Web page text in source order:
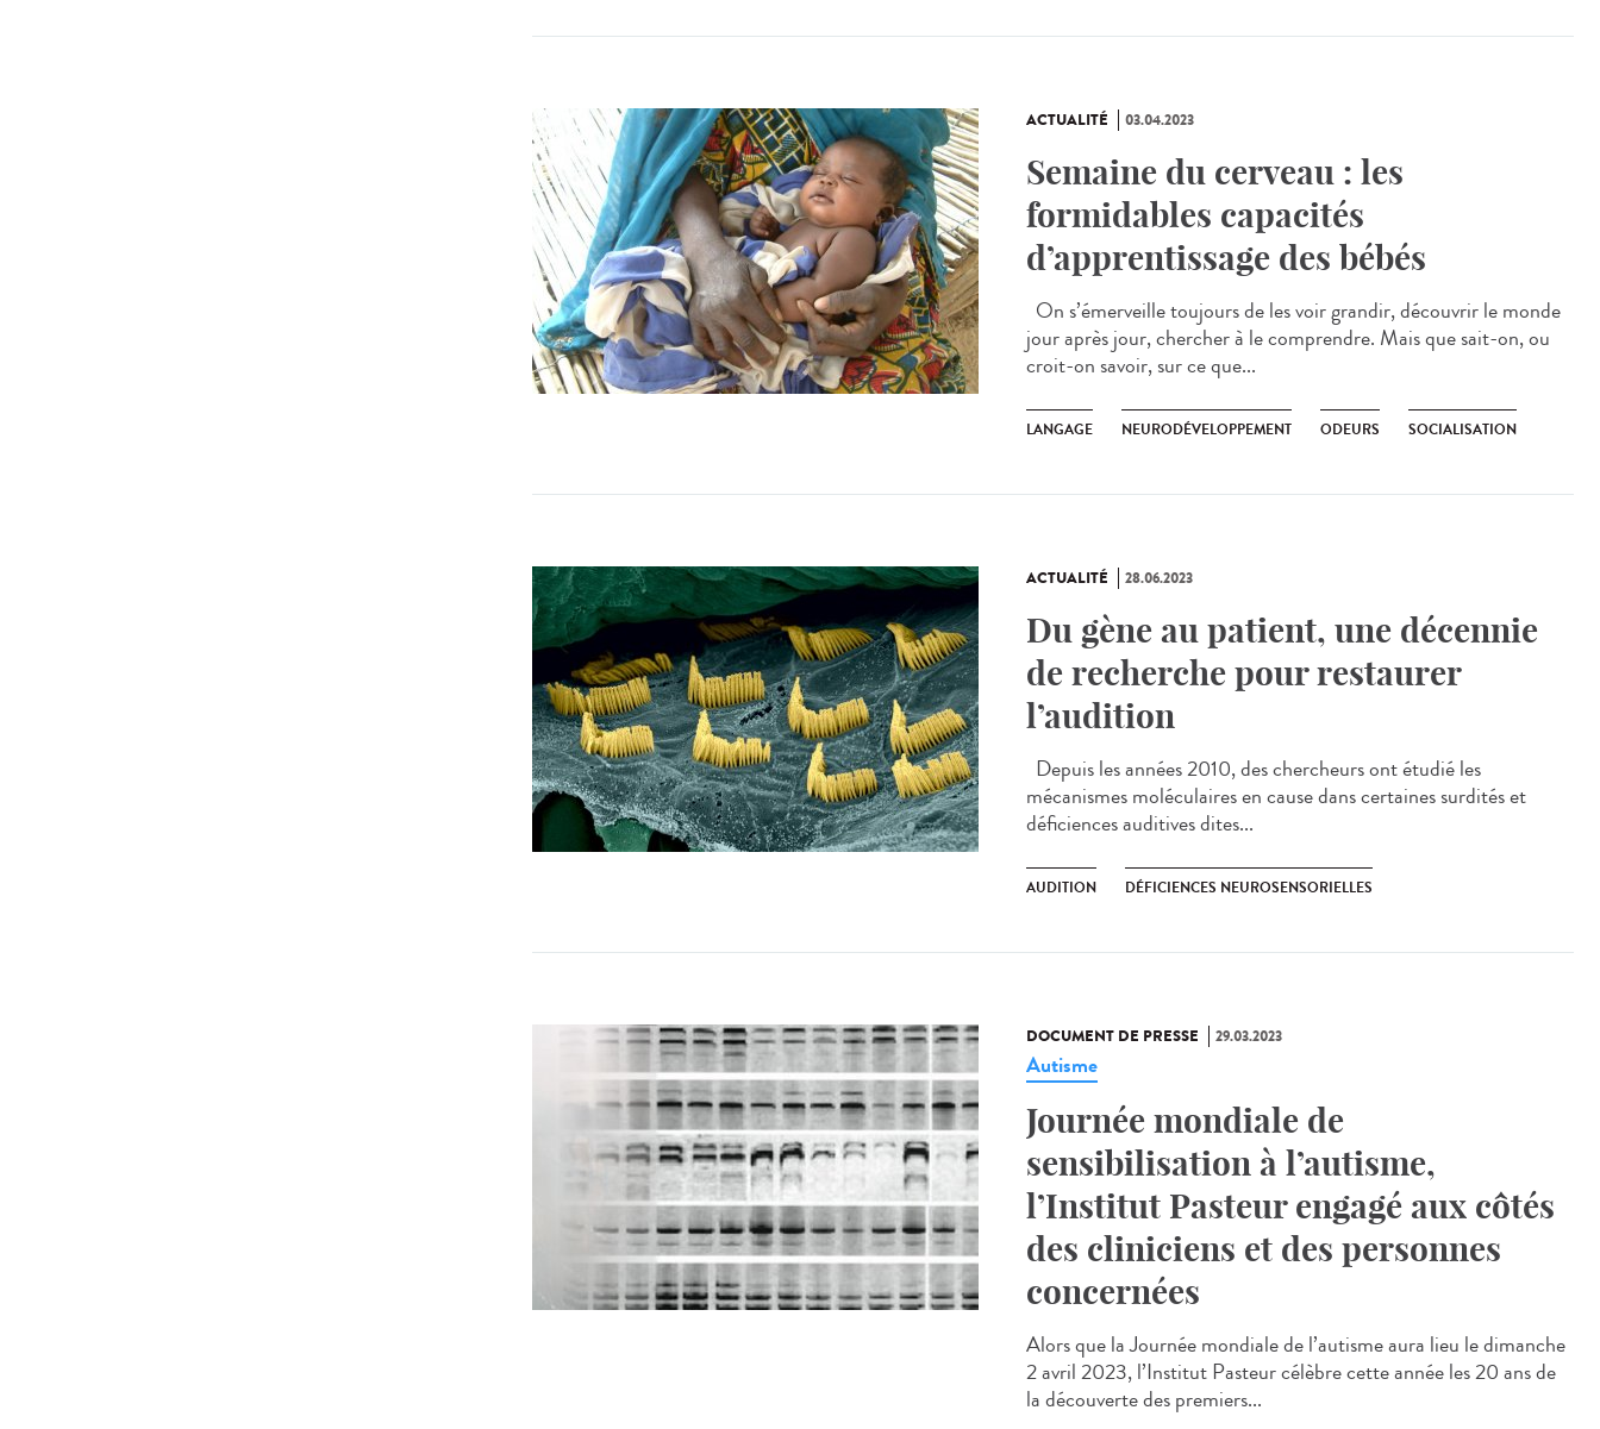
ACTUALITÉ 03.04.2023
Semaine du cerveau : les
formidables capacités
d’apprentissage des bébés
On s’émerveille toujours de les voir grandir, découvrir le monde
jour après jour, chercher à le comprendre. Mais que sait-on, ou
croit-on savoir, sur ce que...
LANGAGE NEURODÉVELOPPEMENT ODEURS SOCIALISATION
ACTUALITÉ 28.06.2023
Du gène au patient, une décennie
de recherche pour restaurer
l’audition
Depuis les années 2010, des chercheurs ont étudié les
mécanismes moléculaires en cause dans certaines surdités et
déficiences auditives dites...
AUDITION DÉFICIENCES NEUROSENSORIELLES
DOCUMENT DE PRESSE 29.03.2023
Autisme
Journée mondiale de
sensibilisation à l’autisme,
l’Institut Pasteur engagé aux côtés
des cliniciens et des personnes
concernées
Alors que la Journée mondiale de l’autisme aura lieu le dimanche
2 avril 2023, l’Institut Pasteur célèbre cette année les 20 ans de
la découverte des premiers...